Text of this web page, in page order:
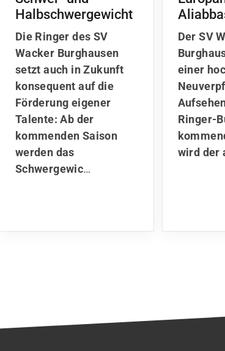
Halbschwergewicht
Die Ringer des SV
Wacker Burghausen
setzt auch in Zukunft
konsequent auf die
Förderung eigener
Talente: Ab der
kommenden Saison
werden das
Schwergewic…
Der SV
einer
wird der